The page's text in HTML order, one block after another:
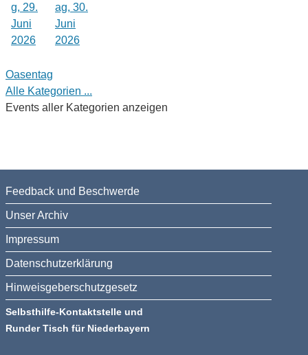
g, 29.
Juni
2026
ag, 30.
Juni
2026
Oasentag
Alle Kategorien ...
Events aller Kategorien anzeigen
Feedback und Beschwerde
Unser Archiv
Impressum
Datenschutzerklärung
Hinweisgeberschutzgesetz
Selbsthilfe-Kontaktstelle und
Runder Tisch für Niederbayern